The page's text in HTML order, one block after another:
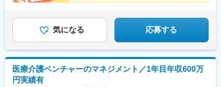
・賞与年3回支給
・平均3.7％の定期昇給実績
成果とプロセスの両面が評価され、安定した年収アップを目指せ
ます。
ご参照ください【2／全国マネージャーコース】◆全国募集／引越
在地はHP参照⇒養成期間後の勤務地は現在お住まいの地域又はジ
ェネラルマネージャーと相談の上決定◆引越し手当支給・家賃無
料の借り上げ社宅提供☆早期キャリアアップしたい方に最適なポ
ジション
気になる 応募する
医療介護ベンチャーのマネジメント／1年目年収600万
円実績有